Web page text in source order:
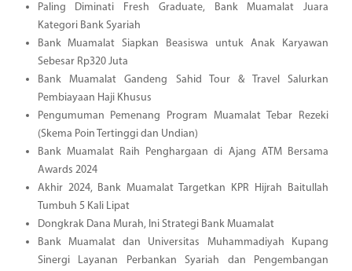
Paling Diminati Fresh Graduate, Bank Muamalat Juara
Kategori Bank Syariah
Bank Muamalat Siapkan Beasiswa untuk Anak Karyawan
Sebesar Rp320 Juta
Bank Muamalat Gandeng Sahid Tour & Travel Salurkan
Pembiayaan Haji Khusus
Pengumuman Pemenang Program Muamalat Tebar Rezeki
(Skema Poin Tertinggi dan Undian)
Bank Muamalat Raih Penghargaan di Ajang ATM Bersama
Awards 2024
Akhir 2024, Bank Muamalat Targetkan KPR Hijrah Baitullah
Tumbuh 5 Kali Lipat
Dongkrak Dana Murah, Ini Strategi Bank Muamalat
Bank Muamalat dan Universitas Muhammadiyah Kupang
Sinergi Layanan Perbankan Syariah dan Pengembangan